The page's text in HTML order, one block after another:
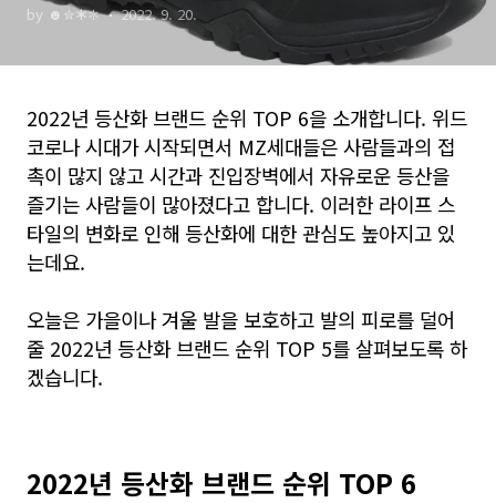
by ☻✮🞶✽ 2022. 9. 20.
2022년 등산화 브랜드 순위 TOP 6을 소개합니다. 위드
코로나 시대가 시작되면서 MZ세대들은 사람들과의 접
촉이 많지 않고 시간과 진입장벽에서 자유로운 등산을
즐기는 사람들이 많아졌다고 합니다. 이러한 라이프 스
타일의 변화로 인해 등산화에 대한 관심도 높아지고 있
는데요.
오늘은 가을이나 겨울 발을 보호하고 발의 피로를 덜어
줄 2022년 등산화 브랜드 순위 TOP 5를 살펴보도록 하
겠습니다.
2022년 등산화 브랜드 순위 TOP 6